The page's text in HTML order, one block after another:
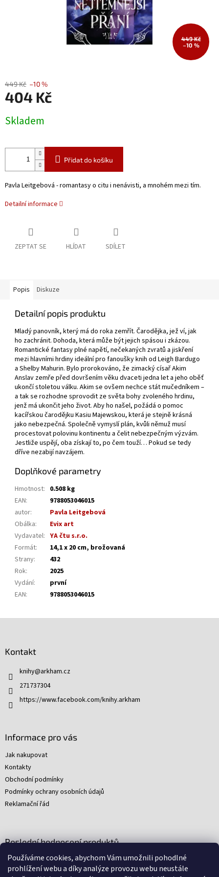
Používáme cookies, abychom Vám umožnili pohodlné
prohlížení webu a díky analýze provozu webu neustále
449 Kč
–10 %
449 Kč –10 %
404 Kč
cena:
Skladem
Přidat do košíku
Pavla Leitgebová - romantasy o citu i nenávisti, a mnohém mezi tím.
Detailní informace
ZEPTAT SE HLÍDAT SDÍLET
Popis Diskuze
Detailní popis produktu
Mladý panovník, který má do roka zemřít. Čarodějka, jež ví, jak
ho zachránit. Dohoda, která může být jejich spásou i zkázou.
Romantické fantasy plné napětí, nečekaných zvratů a jiskření
mezi hlavními hrdiny ideální pro fanoušky knih od Leigh Bardugo
a Shelby Mahurin. Bylo prorokováno, že zimacký císař Akim
Anslav zemře před dovršením věku dvaceti jedna let a jeho oběť
ukončí stoletou válku. Akim se ovšem nechce stát mučedníkem –
a tak se rozhodne sprovodit ze světa bohy zvoleného hrdinu,
jenž má ukončit jeho život. Aby ho našel, požádá o pomoc
kacířskou čarodějku Kasiu Majewskou, která je stejně krásná
jako nebezpečná. Společně vymyslí plán, kvůli němuž musí
procestovat polovinu kontinentu a čelit nebezpečným výzvám.
Jestliže uspějí, oba získají to, po čem touží… Pokud se tedy
dříve nezabijí navzájem.
Doplňkové parametry
Hmotnost: 0.508 kg
EAN:
9788053046015
autor:
Pavla Leitgebová
Obálka:
Evix art
Vydavatel: YA čtu s.r.o.
Formát:
14,1 x 20 cm, brožovaná
Strany:
432
Rok:
2025
Vydání:
první
EAN: 9788053046015
Kontakt
knihy@arkham.cz
271737304
https://www.facebook.com/knihy.arkham
Informace pro vás
Jak nakupovat
Kontakty
Obchodní podmínky
Podmínky ochrany osobních údajů
Reklamační řád
Poslední hodnocení produktů
Young Indiana Jones a poklad na plantáži (A)